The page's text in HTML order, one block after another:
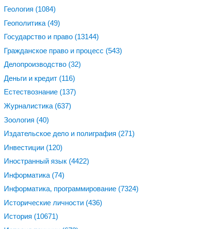
Геология (1084)
Геополитика (49)
Государство и право (13144)
Гражданское право и процесс (543)
Делопроизводство (32)
Деньги и кредит (116)
Естествознание (137)
Журналистика (637)
Зоология (40)
Издательское дело и полиграфия (271)
Инвестиции (120)
Иностранный язык (4422)
Информатика (74)
Информатика, программирование (7324)
Исторические личности (436)
История (10671)